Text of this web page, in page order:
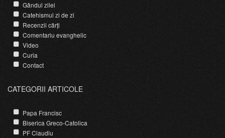
Gândul zilei
Catehismul zi de zi
Recenzii cărți
Comentariu evanghelic
Video
Curia
Contact
CATEGORII ARTICOLE
Papa Francisc
Biserica Greco-Catolica
PF Claudiu